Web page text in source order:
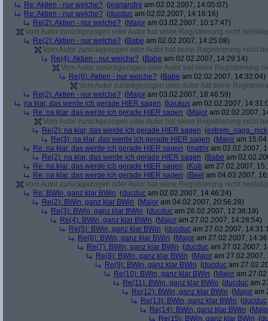
Re: Aktien - nur welche? (jeanandre am 02.02.2007, 14:05:07)
Re: Aktien - nur welche? (ducduc am 02.02.2007, 14:16:16)
Re(2): Aktien - nur welche? (Major am 03.02.2007, 10:17:47)
Vom Autor zurückgezogen oder Autor hat seine Registrierung nicht
Re(2): Aktien - nur welche? (Babe am 02.02.2007, 14:25:08)
Vom Autor zurückgezogen oder Autor hat seine Registrierung nicht
Re(4): Aktien - nur welche? (Babe am 02.02.2007, 14:29:14)
Vom Autor zurückgezogen oder Autor hat seine Registrierung
Re(6): Aktien - nur welche? (Babe am 02.02.2007, 14:32:04)
Vom Autor zurückgezogen oder Autor hat seine
Re(2): Aktien - nur welche? (Major am 03.02.2007, 18:46:59)
na klar, das werde ich gerade HIER sagen (kaukus am 02.02.2007,
Re: na klar, das werde ich gerade HIER sagen (Major am 02.02.2007,
Vom Autor zurückgezogen oder Autor hat seine Registrierung nicht
Re(2): na klar, das werde ich gerade HIER sagen (extrem_oaga_nick
Re(3): na klar, das werde ich gerade HIER sagen (Major am
Re: na klar, das werde ich gerade HIER sagen (matrix am 02.02.2007,
Re(2): na klar, das werde ich gerade HIER sagen (Babe am
Re: na klar, das werde ich gerade HIER sagen (Kub am 27.02.2007,
Re: na klar, das werde ich gerade HIER sagen (Beel am 04.03.2007,
Vom Autor zurückgezogen oder Autor hat seine Registrierung nicht
Re: BWin, ganz klar BWin (ducduc am 02.02.2007, 14:46:24)
Re(2): BWin, ganz klar BWin (Major am 04.02.2007, 20:56:28)
Re(3): BWin, ganz klar BWin (ducduc am 26.02.2007, 12:36:19)
Re(4): BWin, ganz klar BWin (Major am 27.02.2007, 14:28:54)
Re(5): BWin, ganz klar BWin (ducduc am 27.02.2007,
Re(6): BWin, ganz klar BWin (Major am 27.02.2007,
Re(7): BWin, ganz klar BWin (ducduc am 27.02.2007,
Re(8): BWin, ganz klar BWin (Major am 27.02.2007,
Re(9): BWin, ganz klar BWin (ducduc am
Re(10): BWin, ganz klar BWin (Major am
Re(11): BWin, ganz klar BWin (ducduc am
Re(12): BWin, ganz klar BWin (Major am
Re(13): BWin, ganz klar BWin (ducduc
Re(14): BWin, ganz klar BWin (
Re(15): BWin, ganz klar BWin (